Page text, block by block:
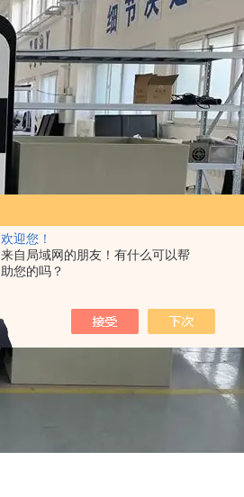
欢迎您！
来自局域网的朋友！有什么可以帮
助您的吗？